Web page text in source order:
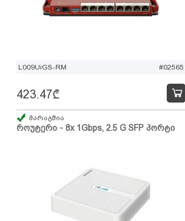
L009UiGS-RM #02565
როუტერი - 8x 1Gbps, 2.5 G SFP პორტი
423.47₾
მარაგშია